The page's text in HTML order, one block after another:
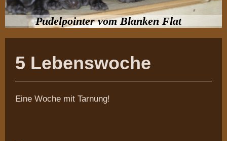
Pudelpointer vom Blanken Flat
5 Lebenswoche
Eine Woche mit Tarnung!